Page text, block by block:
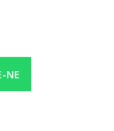
bufet 18.30-20.30
NE